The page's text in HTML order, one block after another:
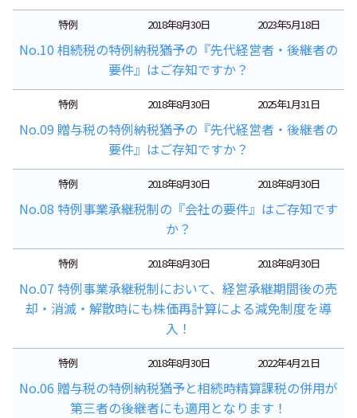
特例 2018年8月30日 2023年5月18日
No.10 相続税の特例納税猶予の『先代経営者・後継者の
要件』はご存知ですか？
特例 2018年8月30日 2025年1月31日
No.09 贈与税の特例納税猶予の『先代経営者・後継者の
要件』はご存知ですか？
特例 2018年8月30日 2018年8月30日
No.08 特例事業承継税制の『会社の要件』はご存知です
か？
特例 2018年8月30日 2018年8月30日
No.07 特例事業承継税制において、経営承継期間後の売
却・消滅・解散時にも株価再計算による減免制度を導
入！
特例 2018年8月30日 2022年4月21日
No.06 贈与税の特例納税猶予と相続時精算課税の併用が
第三者の後継者にも適用となります！